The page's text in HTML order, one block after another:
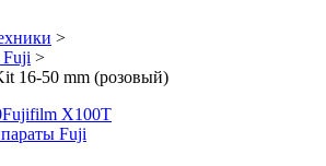
>
>
16-50 mm (розовый)
Fujifilm X100T
Fuji